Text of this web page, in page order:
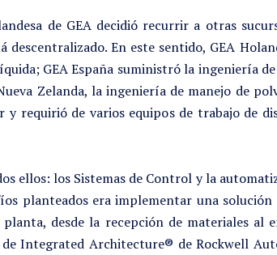
de GEA decidió recurrir a otras
descentralizado. En este sentido, GEA
GEA España suministró la ingeniería
Zelanda, la ingeniería de manejo de
requirió de varios equipos de trabajo de
ellos: los Sistemas de Control y la
planteados era implementar una
desde la recepción de materiales al
Integrated Architecture® de Rockwell